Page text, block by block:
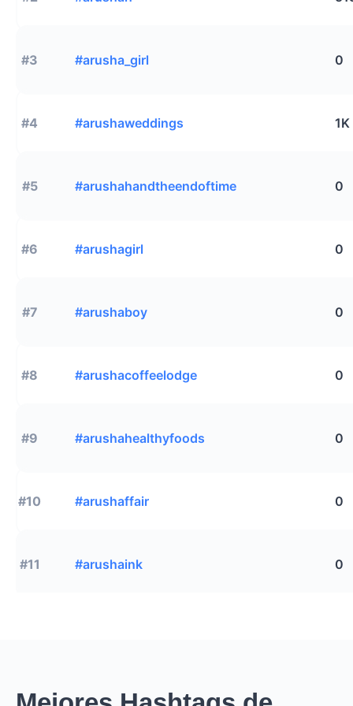
#3 #arusha_girl 0
#4 #arushaweddings 1K
#5 #arushahandtheendoftime 0
#6 #arushagirl 0
#7 #arushaboy 0
#8 #arushacoffeelodge 0
#9 #arushahealthyfoods 0
#10 #arushaffair 0
#11 #arushaink 0